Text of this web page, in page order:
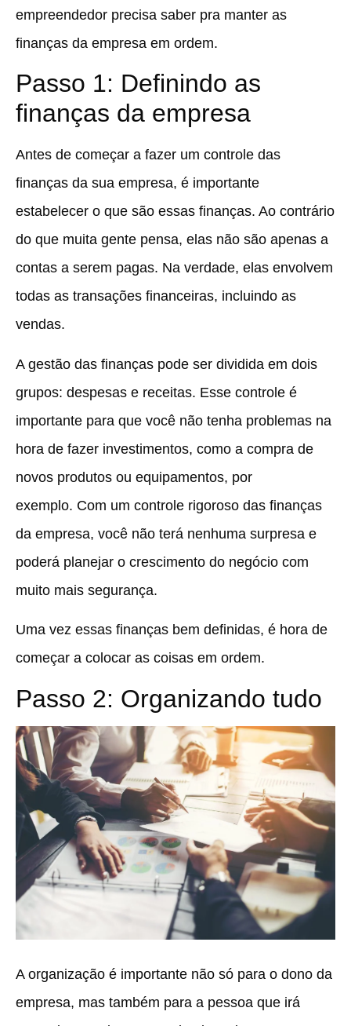
empreendedor precisa saber pra manter as
finanças da empresa em ordem.
Passo 1: Definindo as
finanças da empresa
Antes de começar a fazer um controle das
finanças da sua empresa, é importante
estabelecer o que são essas finanças. Ao contrário
do que muita gente pensa, elas não são apenas a
contas a serem pagas. Na verdade, elas envolvem
todas as transações financeiras, incluindo as
vendas.
A gestão das finanças pode ser dividida em dois
grupos: despesas e receitas. Esse controle é
importante para que você não tenha problemas na
hora de fazer investimentos, como a compra de
novos produtos ou equipamentos, por
exemplo. Com um controle rigoroso das finanças
da empresa, você não terá nenhuma surpresa e
poderá planejar o crescimento do negócio com
muito mais segurança.
Uma vez essas finanças bem definidas, é hora de
começar a colocar as coisas em ordem.
Passo 2: Organizando tudo
A organização é importante não só para o dono da
empresa, mas também para a pessoa que irá